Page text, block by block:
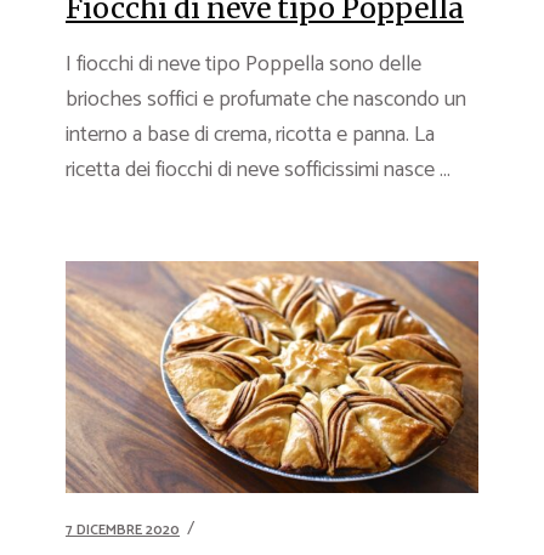
Fiocchi di neve tipo Poppella
I fiocchi di neve tipo Poppella sono delle
brioches soffici e profumate che nascondo un
interno a base di crema, ricotta e panna. La
ricetta dei fiocchi di neve sofficissimi nasce ...
7 DICEMBRE 2020